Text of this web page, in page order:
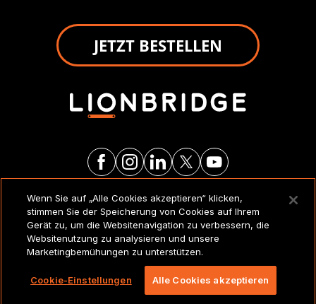
JETZT BESTELLEN
RECHTSVERMERKE UND
RICHTLINIEN
Copyright 2026 Lionbridge Technologies, LLC. Alle
Rechte vorbehalten.
Wenn Sie auf „Alle Cookies akzeptieren“ klicken,
stimmen Sie der Speicherung von Cookies auf Ihrem
Gerät zu, um die Websitenavigation zu verbessern, die
Websitenutzung zu analysieren und unsere
Marketingbemühungen zu unterstützen.
Cookie-Einstellungen Alle Cookies akzeptieren